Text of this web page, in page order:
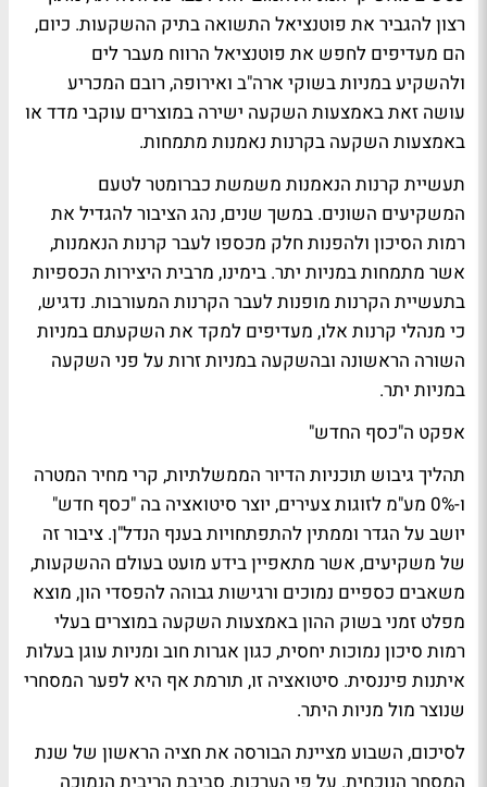
רצון להגביר את פוטנציאל התשואה בתיק ההשקעות. כיום,
הם מעדיפים לחפש את פוטנציאל הרווח מעבר לים
ולהשקיע במניות בשוקי ארה"ב ואירופה, רובם המכריע
עושה זאת באמצעות השקעה ישירה במוצרים עוקבי מדד או
באמצעות השקעה בקרנות נאמנות מתמחות.
תעשיית קרנות הנאמנות משמשת כברומטר לטעם
המשקיעים השונים. במשך שנים, נהג הציבור להגדיל את
רמות הסיכון ולהפנות חלק מכספו לעבר קרנות הנאמנות,
אשר מתמחות במניות יתר. בימינו, מרבית היצירות הכספיות
בתעשיית הקרנות מופנות לעבר הקרנות המעורבות. נדגיש,
כי מנהלי קרנות אלו, מעדיפים למקד את השקעתם במניות
השורה הראשונה ובהשקעה במניות זרות על פני השקעה
במניות יתר.
אפקט ה"כסף החדש"
תהליך גיבוש תוכניות הדיור הממשלתיות, קרי מחיר המטרה
ו-0% מע"מ לזוגות צעירים, יוצר סיטואציה בה "כסף חדש"
יושב על הגדר וממתין להתפתחויות בענף הנדל"ן. ציבור זה
של משקיעים, אשר מתאפיין בידע מועט בעולם ההשקעות,
משאבים כספיים נמוכים ורגישות גבוהה להפסדי הון, מוצא
מפלט זמני בשוק ההון באמצעות השקעה במוצרים בעלי
רמות סיכון נמוכות יחסית, כגון אגרות חוב ומניות עוגן בעלות
איתנות פיננסית. סיטואציה זו, תורמת אף היא לפער המסחרי
שנוצר מול מניות היתר.
לסיכום, השבוע מציינת הבורסה את חציה הראשון של שנת